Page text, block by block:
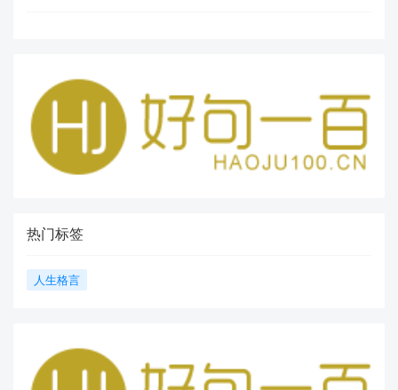
热门标签
人生格言